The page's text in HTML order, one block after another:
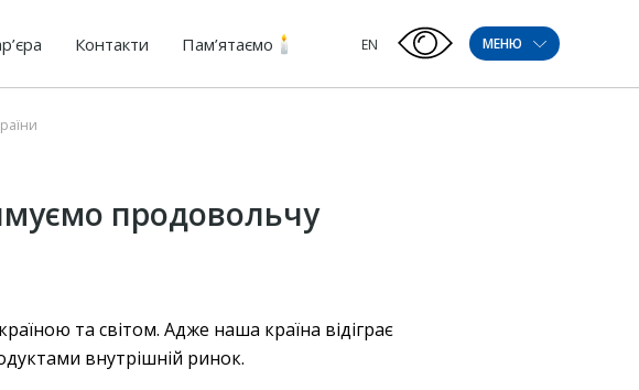
Контакти Пам’ятаємо EN МЕНЮ
продовольчу
та світом. Адже наша країна відіграє
внутрішній ринок.